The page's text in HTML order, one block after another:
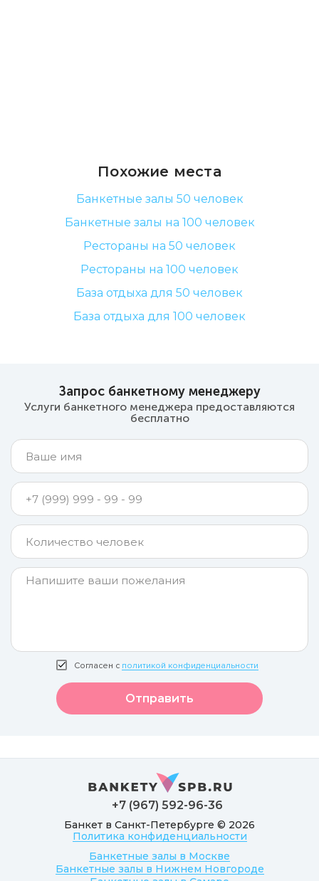
Похожие места
Банкетные залы 50 человек
Банкетные залы на 100 человек
Рестораны на 50 человек
Рестораны на 100 человек
База отдыха для 50 человек
База отдыха для 100 человек
Запрос банкетному менеджеру
Услуги банкетного менеджера предоставляются
бесплатно
Согласен с политикой конфиденциальности
Отправить
Банкет в Санкт-Петербурге © 2026
Политика конфиденциальности
Банкетные залы в Москве
Банкетные залы в Нижнем Новгороде
+7 (967) 592-96-36